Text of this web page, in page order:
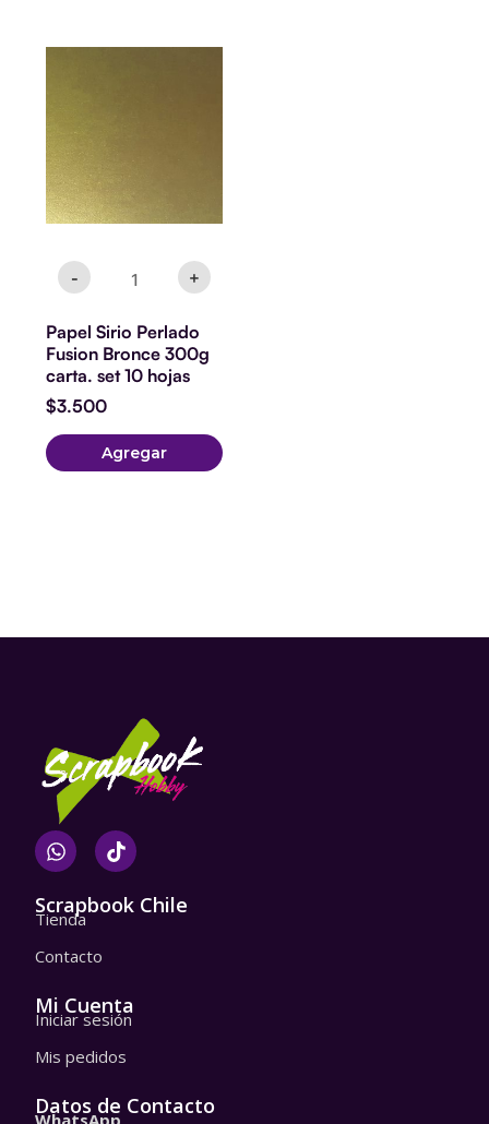
-
Papel
set
10
hojas
+
Papel Sirio Perlado
Fusion Bronce 300g
carta. set 10 hojas
$3.500
Agregar
W
h
t
s
p
T
i
t
Scrapbook Chile
Tienda
Contacto
Mi Cuenta
Iniciar sesión
Mis pedidos
Datos de Contacto